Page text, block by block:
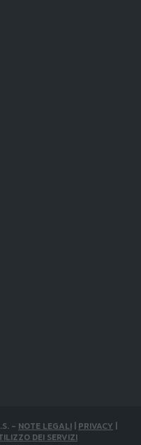
- NOTE LEGALI | PRIVACY |
DEI SERVIZI